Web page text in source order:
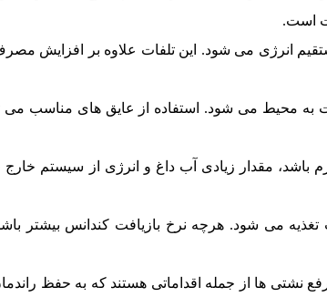
است.
انرژی می شود. این تلفات علاوه بر افزایش
به محیط می شود. استفاده از عایق های مناسب می
باشد، مقدار زیادی آب داغ و انرژی از سیستم
می شود. هرچه نرخ بازیافت کندانس بیشتر
نشتی ها از جمله اقداماتی هستند که به حفظ